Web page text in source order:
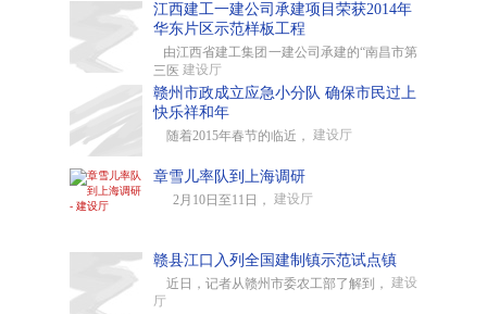
江西建工一建公司承建项目荣获2014年
华东片区示范样板工程
由江西省建工集团一建公司承建的“南昌市第
三医 建设厅
赣州市政成立应急小分队 确保市民过上
快乐祥和年
随着2015年春节的临近， 建设厅
章雪儿率队到上海调研
2月10日至11日， 建设厅
赣县江口入列全国建制镇示范试点镇
近日，记者从赣州市委农工部了解到， 建设
厅